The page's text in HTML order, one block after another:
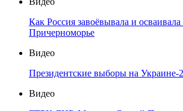
Как Россия завоёвывала и
Причерноморье
Видео
Президентские выборы на Украине-
Видео